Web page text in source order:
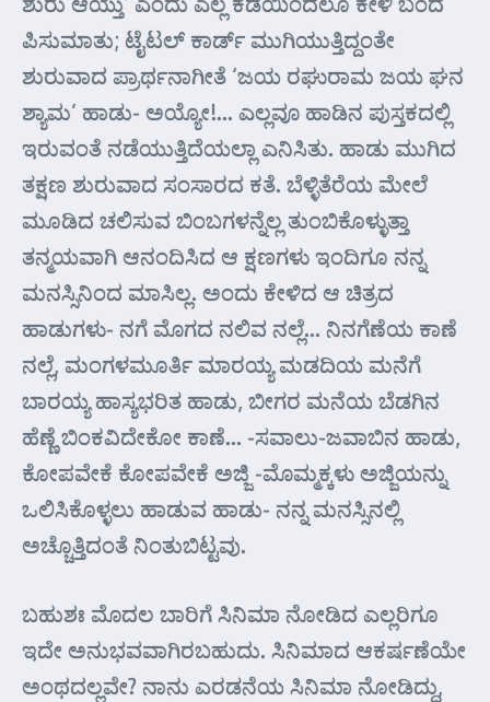
ಪಿಸುಮಾತು; ಟೈಟಲ್ ಕಾರ್ಡ್ ಮುಗಿಯುತ್ತಿದ್ದಂತೇ
ಶುರುವಾದ ಪ್ರಾರ್ಥನಾಗೀತೆ ‘ಜಯ ರಘುರಾಮ ಜಯ ಘನ
ಶ್ಯಾಮ’ ಹಾಡು- ಅಯ್ಯೋ!… ಎಲ್ಲವೂ ಹಾಡಿನ ಪುಸ್ತಕದಲ್ಲಿ
ಇರುವಂತೆ ನಡೆಯುತ್ತಿದೆಯಲ್ಲಾ ಎನಿಸಿತು. ಹಾಡು ಮುಗಿದ
ತಕ್ಷಣ ಶುರುವಾದ ಸಂಸಾರದ ಕತೆ. ಬೆಳ್ಳಿತೆರೆಯ ಮೇಲೆ
ಮೂಡಿದ ಚಲಿಸುವ ಬಿಂಬಗಳನ್ನೆಲ್ಲ ತುಂಬಿಕೊಳ್ಳುತ್ತಾ
ತನ್ಮಯವಾಗಿ ಆನಂದಿಸಿದ ಆ ಕ್ಷಣಗಳು ಇಂದಿಗೂ ನನ್ನ
ಮನಸ್ಸಿನಿಂದ ಮಾಸಿಲ್ಲ. ಅಂದು ಕೇಳಿದ ಆ ಚಿತ್ರದ
ಹಾಡುಗಳು- ನಗೆ ಮೊಗದ ನಲಿವ ನಲ್ಲೆ… ನಿನಗೆಣೆಯ ಕಾಣೆ
ನಲ್ಲೆ, ಮಂಗಳಮೂರ್ತಿ ಮಾರಯ್ಯ ಮಡದಿಯ ಮನೆಗೆ
ಬಾರಯ್ಯ ಹಾಸ್ಯಭರಿತ ಹಾಡು, ಬೀಗರ ಮನೆಯ ಬೆಡಗಿನ
ಹೆಣ್ಣೆ ಬಿಂಕವಿದೇಕೋ ಕಾಣೆ… -ಸವಾಲು-ಜವಾಬಿನ ಹಾಡು,
ಕೋಪವೇಕೆ ಕೋಪವೇಕೆ ಅಜ್ಜಿ -ಮೊಮ್ಮಕ್ಕಳು ಅಜ್ಜಿಯನ್ನು
ಒಲಿಸಿಕೊಳ್ಳಲು ಹಾಡುವ ಹಾಡು- ನನ್ನ ಮನಸ್ಸಿನಲ್ಲಿ
ಅಚ್ಚೊತ್ತಿದಂತೆ ನಿಂತುಬಿಟ್ಟವು.
ಬಹುಶಃ ಮೊದಲ ಬಾರಿಗೆ ಸಿನಿಮಾ ನೋಡಿದ ಎಲ್ಲರಿಗೂ
ಇದೇ ಅನುಭವವಾಗಿರಬಹುದು. ಸಿನಿಮಾದ ಆಕರ್ಷಣೆಯೇ
ಅಂಥದಲ್ಲವೇ? ನಾನು ಎರಡನೆಯ ಸಿನಿಮಾ ನೋಡಿದ್ದು,